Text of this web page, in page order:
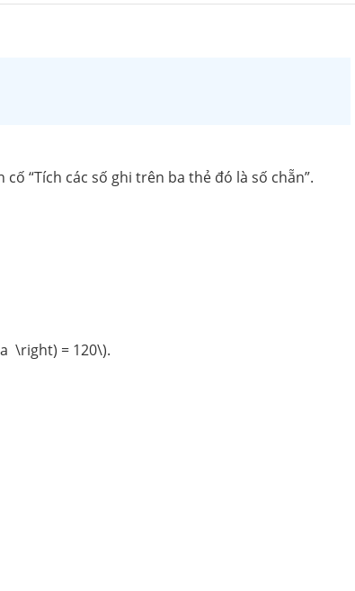
“Tích các số ghi trên ba thẻ đó là số chẵn”.
\right) = 120\).